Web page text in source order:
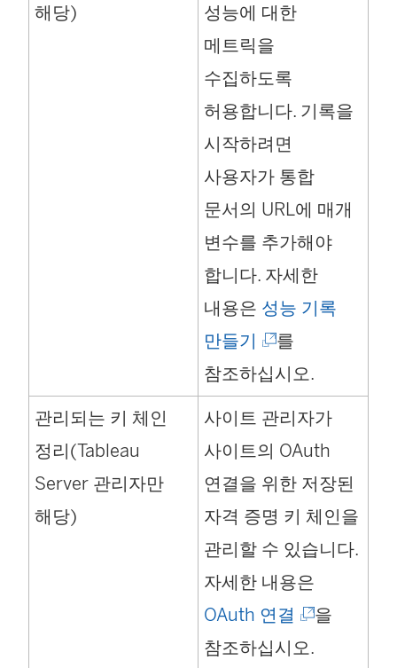
해당)
성능에 대한
메트릭을
수집하도록
허용합니다. 기록을
시작하려면
사용자가 통합
문서의 URL에 매개
변수를 추가해야
합니다. 자세한
내용은 성능 기록
만들기 (
링
를
참조하십시오.
관리되는 키 체인
정리(Tableau
Server 관리자만
해당)
사이트 관리자가
사이트의 OAuth
연결을 위한 저장된
자격 증명 키 체인을
관리할 수 있습니다.
자세한 내용은
OAuth 연결 (
링
을
참조하십시오.